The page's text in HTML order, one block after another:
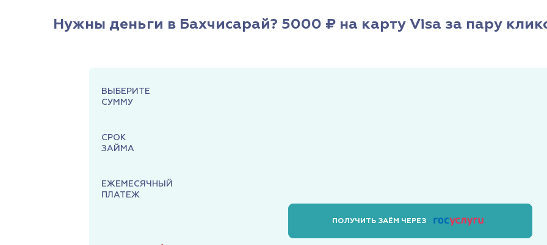
Нужны деньги в Бахчисарай? 5000 ₽ на карту Visa за пару
ВЫБЕРИТЕ
СУММУ
СРОК
ЗАЙМА
ЕЖЕМЕСЯЧНЫЙ
ПЛАТЕЖ
ПОЛУЧИТЬ ЗАЁМ ЧЕРЕЗ